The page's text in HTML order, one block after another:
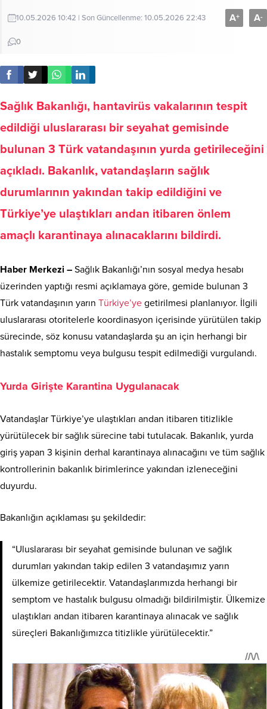
10.05.2026 10:42 | Son Güncellenme: 10.05.2026 22:43
0
A+ A-
Sağlık Bakanlığı, hantavirüs vakalarının tespit
edildiği uluslararası bir seyahat gemisinde
bulunan 3 Türk vatandaşının yurda getirileceğini
açıkladı. Bakanlık, vatandaşların sağlık
durumlarının yakından takip edildiğini ve
Türkiye’ye ulaştıkları andan itibaren önlem
amaçlı karantinaya alınacaklarını bildirdi.
Haber Merkezi – Sağlık Bakanlığı’nın sosyal medya hesabı
üzerinden yaptığı resmi açıklamaya göre, gemide bulunan 3
Türk vatandaşının yarın Türkiye’ye getirilmesi planlanıyor. İlgili
uluslararası otoritelerle koordinasyon içerisinde yürütülen takip
sürecinde, söz konusu vatandaşlarda şu an için herhangi bir
hastalık semptomu veya bulgusu tespit edilmediği vurgulandı.
Yurda Girişte Karantina Uygulanacak
Vatandaşlar Türkiye’ye ulaştıkları andan itibaren titizlikle
yürütülecek bir sağlık sürecine tabi tutulacak. Bakanlık, yurda
giriş yapan 3 kişinin derhal karantinaya alınacağını ve tüm sağlık
kontrollerinin bakanlık birimlerince yakından izleneceğini
duyurdu.
Bakanlığın açıklaması şu şekildedir:
“Uluslararası bir seyahat gemisinde bulunan ve sağlık
durumları yakından takip edilen 3 vatandaşımız yarın
ülkemize getirilecektir. Vatandaşlarımızda herhangi bir
semptom ve hastalık bulgusu olmadığı bildirilmiştir. Ülkemize
ulaştıkları andan itibaren karantinaya alınacak ve sağlık
süreçleri Bakanlığımızca titizlikle yürütülecektir.”